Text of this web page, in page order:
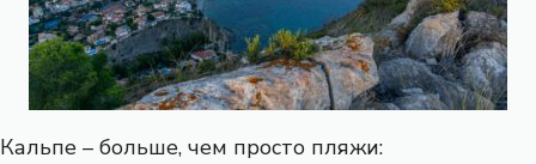
Кальпе – больше, чем просто пляжи: